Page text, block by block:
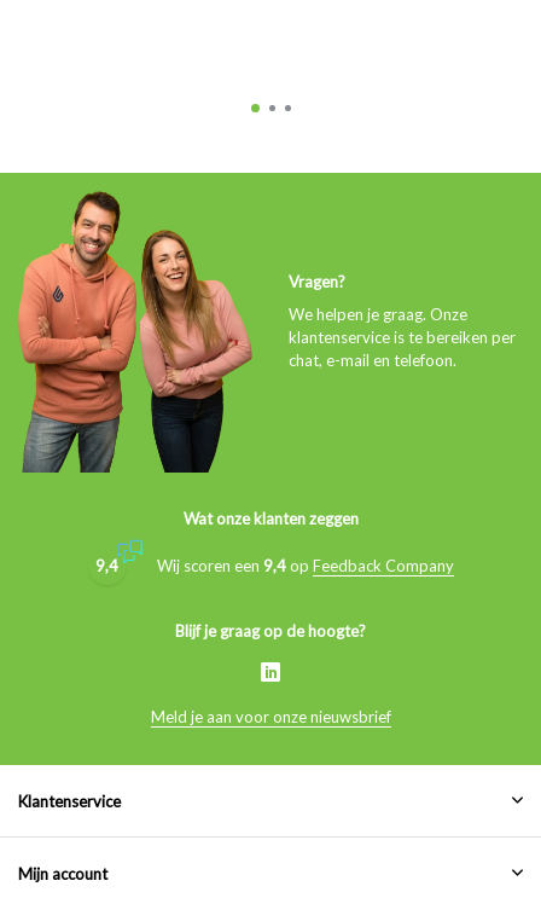
Vragen?
We helpen je graag. Onze
klantenservice is te bereiken per
chat, e-mail en telefoon.
Wat onze klanten zeggen
9,4 Wij scoren een 9,4op Feedback Company
Blijf je graag op de hoogte?
Meld je aan voor onze nieuwsbrief
Klantenservice
Mijn account